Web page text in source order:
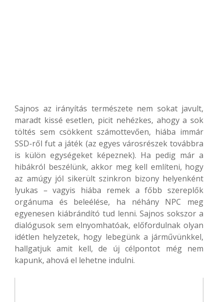
Sajnos az irányítás természete nem sokat javult,
maradt kissé esetlen, picit nehézkes, ahogy a sok
töltés sem csökkent számottevően, hiába immár
SSD-ről fut a játék (az egyes városrészek továbbra
is külön egységeket képeznek). Ha pedig már a
hibákról beszélünk, akkor meg kell említeni, hogy
az amúgy jól sikerült szinkron bizony helyenként
lyukas – vagyis hiába remek a főbb szereplők
orgánuma és beleélése, ha néhány NPC meg
egyenesen kiábrándító tud lenni. Sajnos sokszor a
dialógusok sem elnyomhatóak, előfordulnak olyan
idétlen helyzetek, hogy lebegünk a járművünkkel,
hallgatjuk amit kell, de új célpontot még nem
kapunk, ahová el lehetne indulni.